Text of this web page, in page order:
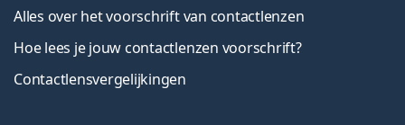
Alles over het voorschrift van contactlenzen
Hoe lees je jouw contactlenzen voorschrift?
Contactlensvergelijkingen